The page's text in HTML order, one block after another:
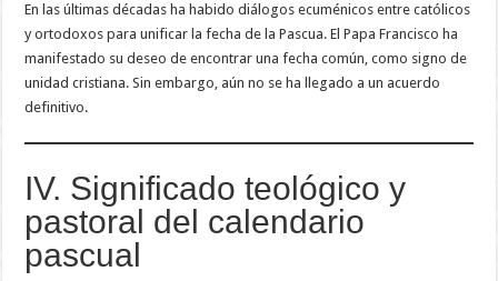
En las últimas décadas ha habido diálogos ecuménicos entre católicos
y ortodoxos para unificar la fecha de la Pascua. El Papa Francisco ha
manifestado su deseo de encontrar una fecha común, como signo de
unidad cristiana. Sin embargo, aún no se ha llegado a un acuerdo
definitivo.
IV. Significado teológico y
pastoral del calendario
pascual